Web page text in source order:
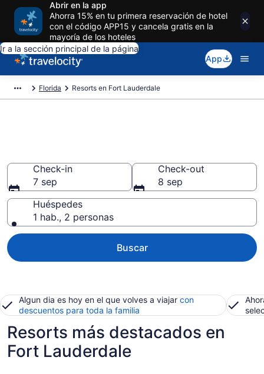
Abrir en la app
Ahorra 15% en tu primera reservación de hotel
con el código APP15 y cancela gratis en la
mayoría de los hoteles
Ir a la sección principal de la página
App
Florida Resorts en Fort Lauderdale
Check-in
7 sep
Check-out
8 sep
Huéspedes
1 hab., 2 personas
Buscar
Algun dia es hoy en el que volves a viajar con
descuentos para toda la familia
Resorts más destacados en
Fort Lauderdale